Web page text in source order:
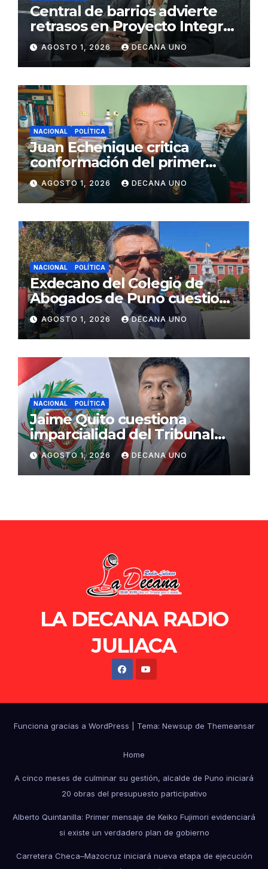
Central de barrios advierte
retrasos en Proyecto Integral
de Agua y Alcantarillado para
Juliaca
AGOSTO 1, 2026 DECANA UNO
NACIONAL POLÍTICA
Juan Echenique critica
conformación del primer
gabinete ministerial de Keiko
Fujimori
AGOSTO 1, 2026 DECANA UNO
NACIONAL POLÍTICA
Exdecano del Colegio de
Abogados de Puno cuestiona
propuestas sobre seguridad
ciudadana
AGOSTO 1, 2026 DECANA UNO
NACIONAL POLÍTICA
Jaime Quito cuestiona
imparcialidad del Tribunal
Constitucional tras liberación
de Ollanta Humala
AGOSTO 1, 2026 DECANA UNO
LA DECANA RADIO
JULIACA
Funciona gracias a WordPress Tema: Newsup de Themeansar
Home
A cinco meses de culminar su gestión, alcalde de Puno iniciará
20 obras del presupuesto participativo
Alberto Quintanilla: Primer mensaje de Keiko Fujimori evidenciará
si existe un verdadero plan de gobierno
Carretera Checa–Mazocruz iniciará nueva etapa de ejecución